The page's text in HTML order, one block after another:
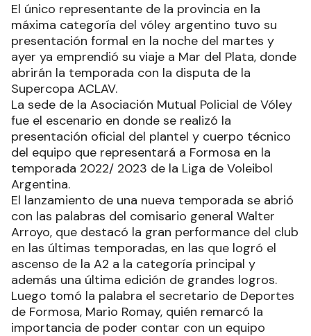
El único representante de la provincia en la
máxima categoría del vóley argentino tuvo su
presentación formal en la noche del martes y
ayer ya emprendió su viaje a Mar del Plata, donde
abrirán la temporada con la disputa de la
Supercopa ACLAV.
La sede de la Asociación Mutual Policial de Vóley
fue el escenario en donde se realizó la
presentación oficial del plantel y cuerpo técnico
del equipo que representará a Formosa en la
temporada 2022/ 2023 de la Liga de Voleibol
Argentina.
El lanzamiento de una nueva temporada se abrió
con las palabras del comisario general Walter
Arroyo, que destacó la gran performance del club
en las últimas temporadas, en las que logró el
ascenso de la A2 a la categoría principal y
además una última edición de grandes logros.
Luego tomó la palabra el secretario de Deportes
de Formosa, Mario Romay, quién remarcó la
importancia de poder contar con un equipo